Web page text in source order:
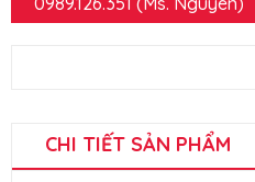
CHI TIẾT SẢN PHẨM